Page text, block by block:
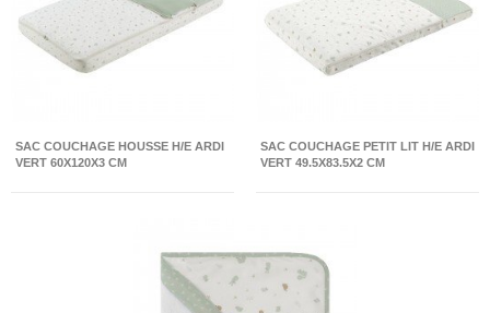
SAC COUCHAGE HOUSSE H/E ARDI
VERT 60X120X3 CM
SAC COUCHAGE PETIT LIT H/E ARDI
VERT 49.5X83.5X2 CM